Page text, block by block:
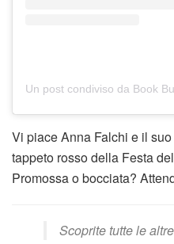
Vi piace Anna Falchi e il
tappeto rosso della Festa
Promossa o bocciata?
Scoprite tutte le